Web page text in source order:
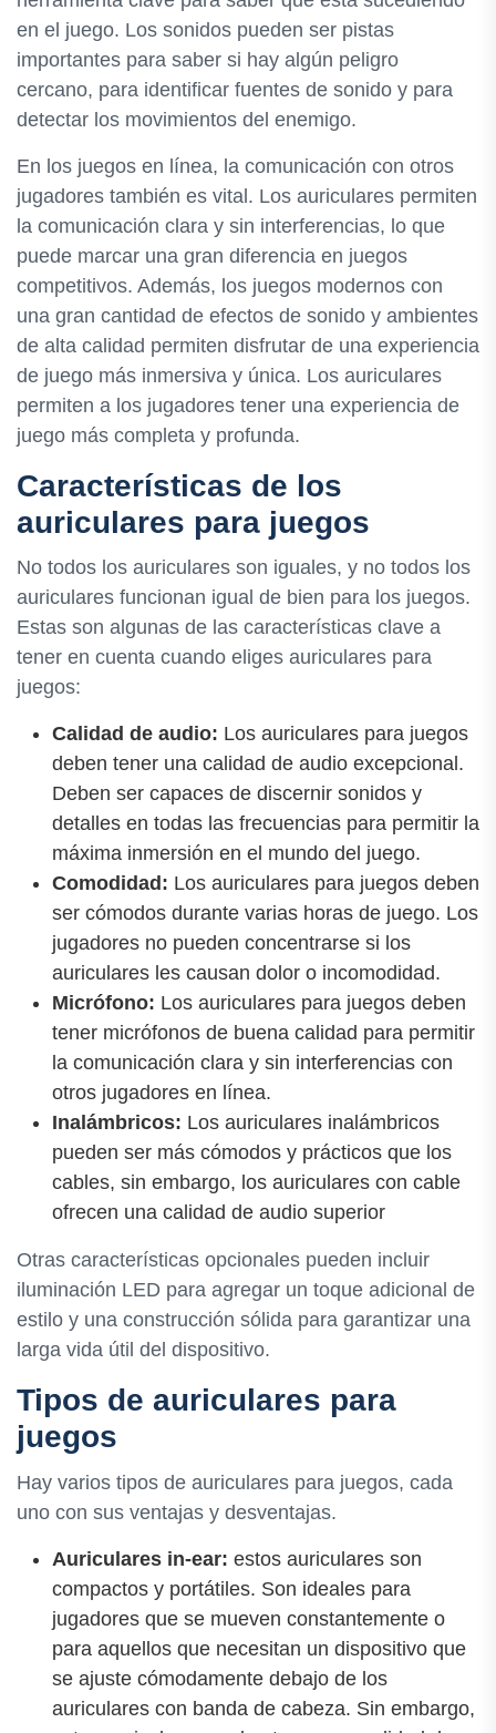
en el juego. Los sonidos pueden ser pistas
importantes para saber si hay algún peligro
cercano, para identificar fuentes de sonido y para
detectar los movimientos del enemigo.
En los juegos en línea, la comunicación con otros
jugadores también es vital. Los auriculares permiten
la comunicación clara y sin interferencias, lo que
puede marcar una gran diferencia en juegos
competitivos. Además, los juegos modernos con
una gran cantidad de efectos de sonido y ambientes
de alta calidad permiten disfrutar de una experiencia
de juego más inmersiva y única. Los auriculares
permiten a los jugadores tener una experiencia de
juego más completa y profunda.
Características de los
auriculares para juegos
No todos los auriculares son iguales, y no todos los
auriculares funcionan igual de bien para los juegos.
Estas son algunas de las características clave a
tener en cuenta cuando eliges auriculares para
juegos:
Calidad de audio: Los auriculares para juegos
deben tener una calidad de audio excepcional.
Deben ser capaces de discernir sonidos y
detalles en todas las frecuencias para permitir la
máxima inmersión en el mundo del juego.
Comodidad: Los auriculares para juegos deben
ser cómodos durante varias horas de juego. Los
jugadores no pueden concentrarse si los
auriculares les causan dolor o incomodidad.
Micrófono: Los auriculares para juegos deben
tener micrófonos de buena calidad para permitir
la comunicación clara y sin interferencias con
otros jugadores en línea.
Inalámbricos: Los auriculares inalámbricos
pueden ser más cómodos y prácticos que los
cables, sin embargo, los auriculares con cable
ofrecen una calidad de audio superior
Otras características opcionales pueden incluir
iluminación LED para agregar un toque adicional de
estilo y una construcción sólida para garantizar una
larga vida útil del dispositivo.
Tipos de auriculares para
juegos
Hay varios tipos de auriculares para juegos, cada
uno con sus ventajas y desventajas.
Auriculares in-ear: estos auriculares son
compactos y portátiles. Son ideales para
jugadores que se mueven constantemente o
para aquellos que necesitan un dispositivo que
se ajuste cómodamente debajo de los
auriculares con banda de cabeza. Sin embargo,